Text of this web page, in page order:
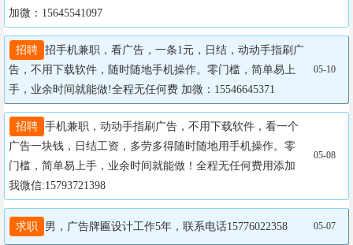
加微：15645541097
招聘 招手机兼职，看广告，一条1元，日结，动动手指刷广
告，不用下载软件，随时随地手机操作。零门槛，简单易上
手，业余时间就能做!全程无任何费 加微：15546645371
05-10
招聘 手机兼职，动动手指刷广告，不用下载软件，看一个
广告一块钱，日结工资，多劳多得随时随地用手机操作。零
门槛，简单易上手，业余时间就能做！全程无任何费用添加
我微信:15793721398
05-08
求职 男，广告牌匾设计工作5年，联系电话15776022358 05-07